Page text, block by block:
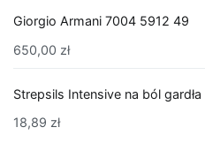
Giorgio Armani 7004 5912 49
650,00 zł
Strepsils Intensive na ból
18,89 zł